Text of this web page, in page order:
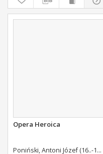
Opera Heroica
Poniński, Antoni Józef (16..-1742).